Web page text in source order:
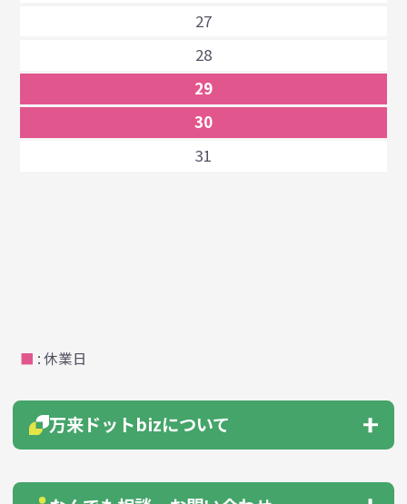
27
28
29
30
31
■ : 休業日
万来ドットbizについて
会社概要 はじめての方へ